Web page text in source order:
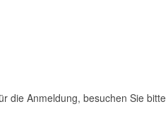
die Anmeldung, besuchen Sie